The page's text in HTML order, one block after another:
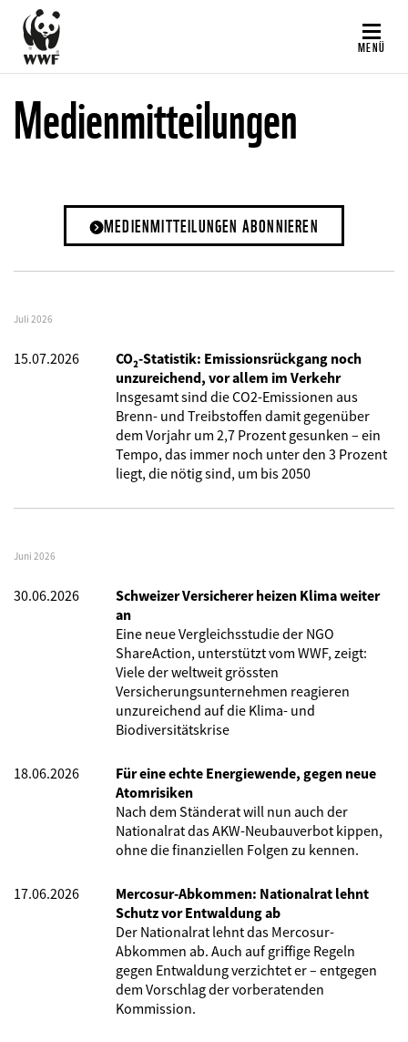
Direkt
zum
Inhalt
MENÜ
Medienmitteilungen
MEDIENMITTEILUNGEN ABONNIEREN
Juli 2026
15.07.2026
CO₂-Statistik: Emissionsrückgang noch
unzureichend, vor allem im Verkehr
Insgesamt sind die CO2-Emissionen aus
Brenn- und Treibstoffen damit gegenüber
dem Vorjahr um 2,7 Prozent gesunken – ein
Tempo, das immer noch unter den 3 Prozent
liegt, die nötig sind, um bis 2050
Juni 2026
30.06.2026
Schweizer Versicherer heizen Klima weiter
an
Eine neue Vergleichsstudie der NGO
ShareAction, unterstützt vom WWF, zeigt:
Viele der weltweit grössten
Versicherungsunternehmen reagieren
unzureichend auf die Klima- und
Biodiversitätskrise
18.06.2026
Für eine echte Energiewende, gegen neue
Atomrisiken
Nach dem Ständerat will nun auch der
Nationalrat das AKW-Neubauverbot kippen,
ohne die finanziellen Folgen zu kennen.
17.06.2026
Mercosur-Abkommen: Nationalrat lehnt
Schutz vor Entwaldung ab
Der Nationalrat lehnt das Mercosur-
Abkommen ab. Auch auf griffige Regeln
gegen Entwaldung verzichtet er – entgegen
dem Vorschlag der vorberatenden
Kommission.